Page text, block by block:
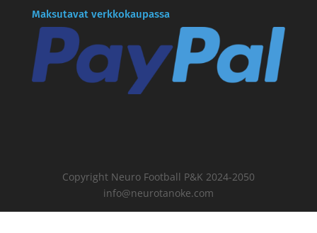
Maksutavat verkkokaupassa
Copyright Neuro Football P&K 2024-2050
info@neurotanoke.com